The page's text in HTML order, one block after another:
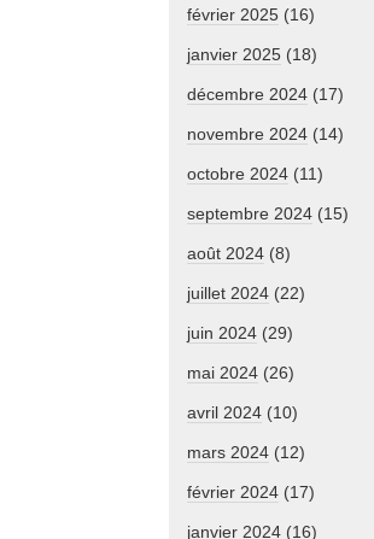
février 2025 (16)
janvier 2025 (18)
décembre 2024 (17)
novembre 2024 (14)
octobre 2024 (11)
septembre 2024 (15)
août 2024 (8)
juillet 2024 (22)
juin 2024 (29)
mai 2024 (26)
avril 2024 (10)
mars 2024 (12)
février 2024 (17)
janvier 2024 (16)